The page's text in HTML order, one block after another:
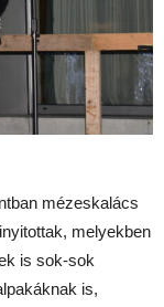
mézeskalács
melyekben
is sok-sok
is,